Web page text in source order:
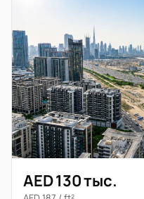
AED 130 тыс.